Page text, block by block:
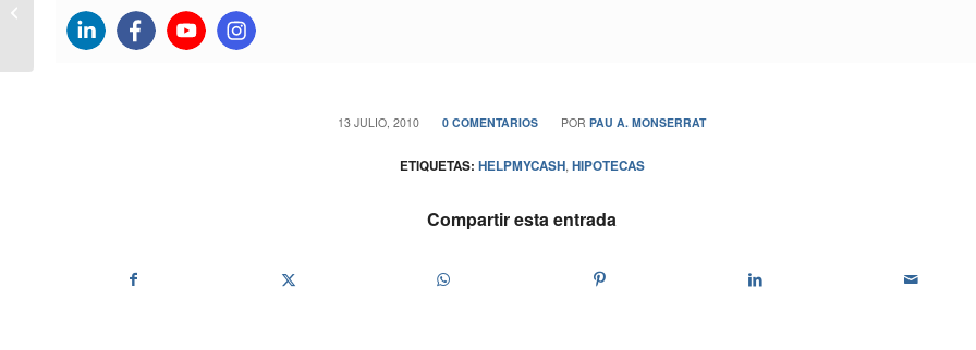
13 JULIO, 2010
/ 0 COMENTARIOS
/ PORPAU A. MONSERRAT
ETIQUETAS: HELPMYCASH, HIPOTECAS
Compartir esta entrada
comportamiento, el Pulpo Paul nos
da una...